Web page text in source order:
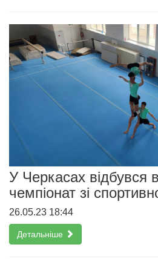
У Черкасах відбувся
чемпіонат зі
26.05.23 18:44
Детальніше